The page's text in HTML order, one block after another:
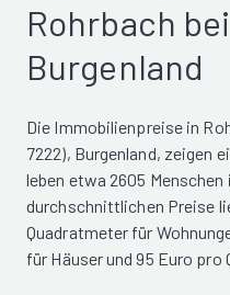
Rohrbach
Burgenland
Die Immobilienpreise in
7222), Burgenland, zeigen
leben etwa 2605 Menschen
durchschnittlichen Preise
Quadratmeter für
für Häuser und 95 Euro